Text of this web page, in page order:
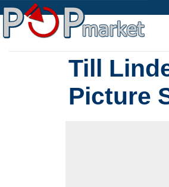
Till
Picture